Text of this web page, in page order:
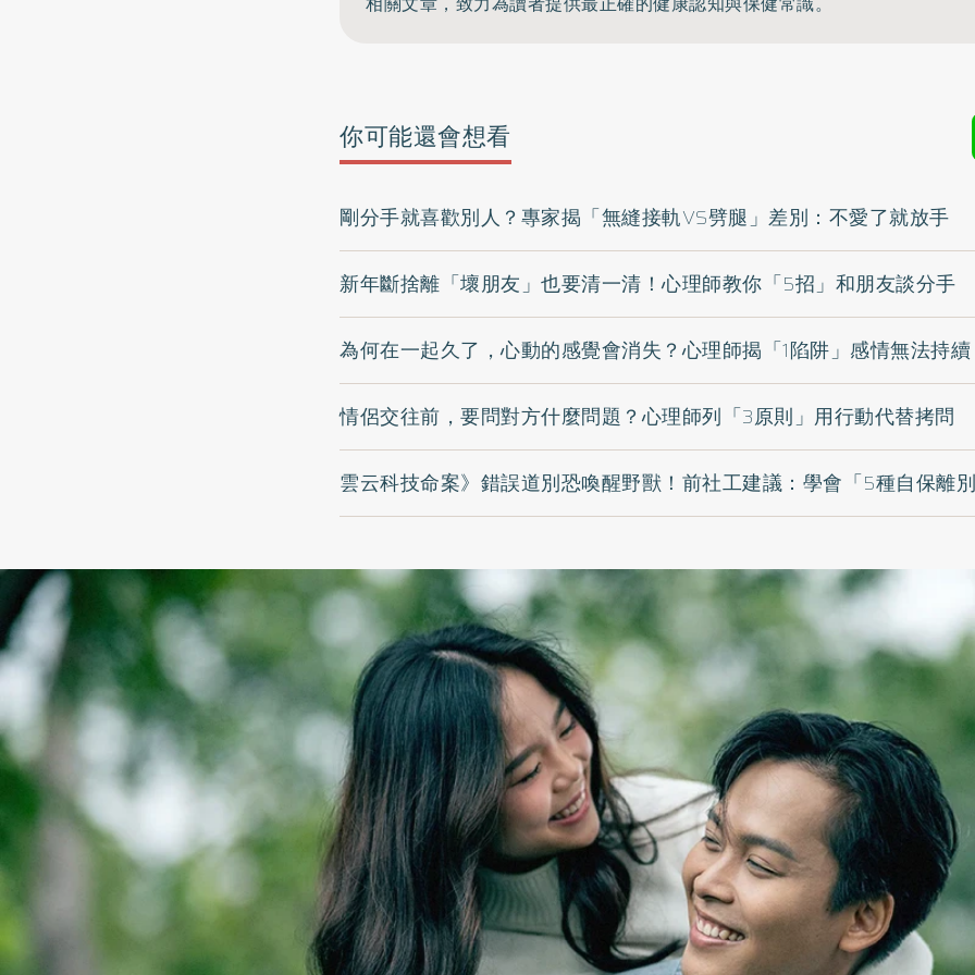
你可能還會想看
剛分手就喜歡別人？專家揭「無縫接軌VS劈腿」差別：不愛了就放手
新年斷捨離「壞朋友」也要清一清！心理師教你「5招」和朋友談分手
為何在一起久了，心動的感覺會消失？心理師揭「1陷阱」感情無法持續
情侶交往前，要問對方什麼問題？心理師列「3原則」用行動代替拷問
雲云科技命案》錯誤道別恐喚醒野獸！前社工建議：學會「5種自保離